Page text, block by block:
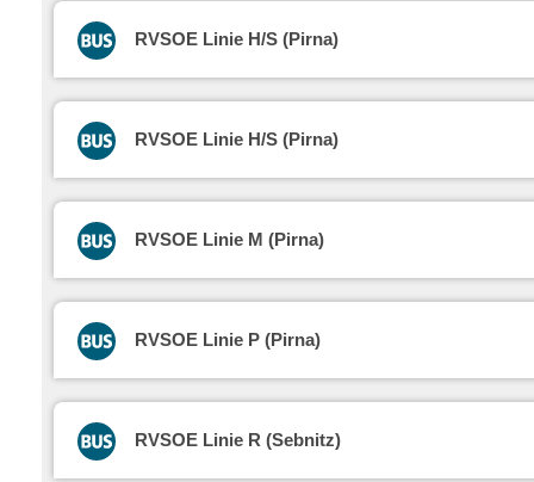
RVSOE Linie H/S (Pirna)
RVSOE Linie H/S (Pirna)
RVSOE Linie M (Pirna)
RVSOE Linie P (Pirna)
RVSOE Linie R (Sebnitz)